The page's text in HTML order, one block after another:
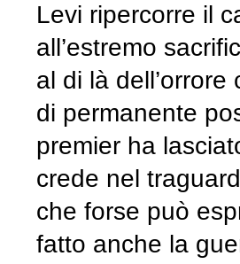
Levi ripercorre il
all’estremo
al di là
di permanente
premier ha
crede nel
che forse può
fatto anche la